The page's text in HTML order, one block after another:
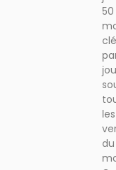
50
les
du